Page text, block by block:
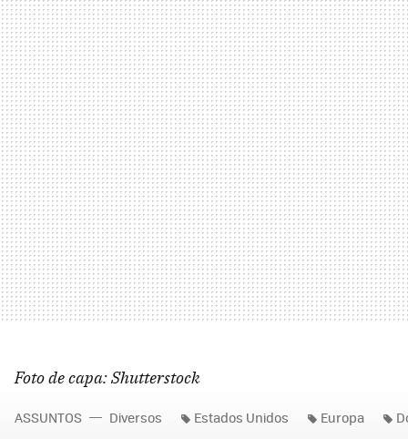
Foto de capa: Shutterstock
ASSUNTOS Diversos Estados Unidos Europa